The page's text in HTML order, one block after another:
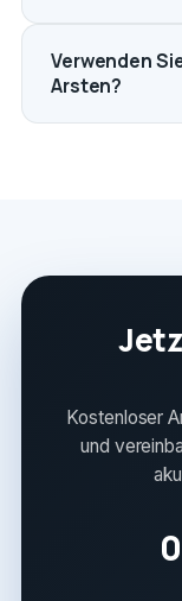
Verwenden
Arsten?
Kostenloser
und